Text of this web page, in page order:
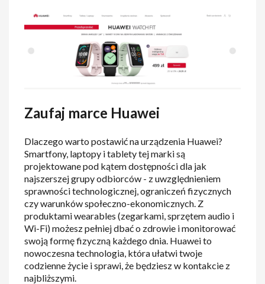
Zaufaj marce Huawei
Dlaczego warto postawić na urządzenia Huawei?
Smartfony, laptopy i tablety tej marki są
projektowane pod kątem dostępności dla jak
najszerszej grupy odbiorców - z uwzględnieniem
sprawności technologicznej, ograniczeń fizycznych
czy warunków społeczno-ekonomicznych. Z
produktami wearables (zegarkami, sprzętem audio i
Wi-Fi) możesz pełniej dbać o zdrowie i monitorować
swoją formę fizyczną każdego dnia. Huawei to
nowoczesna technologia, która ułatwi twoje
codzienne życie i sprawi, że będziesz w kontakcie z
najbliższymi.